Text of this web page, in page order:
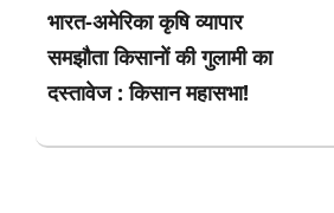
भारत-अमेरिका कृषि व्यापार
समझौता किसानों की गुलामी का
दस्तावेज : किसान महासभा!